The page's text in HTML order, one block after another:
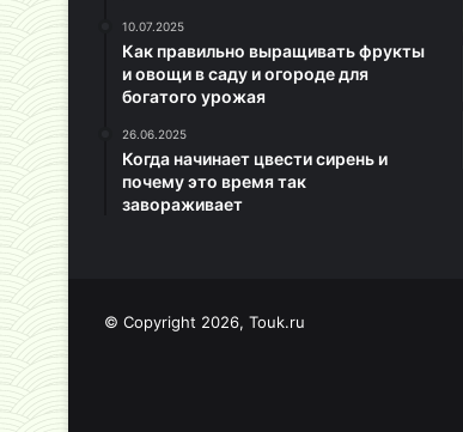
10.07.2025
Как правильно выращивать фрукты
и овощи в саду и огороде для
богатого урожая
26.06.2025
Когда начинает цвести сирень и
почему это время так
завораживает
© Copyright 2026, Touk.ru